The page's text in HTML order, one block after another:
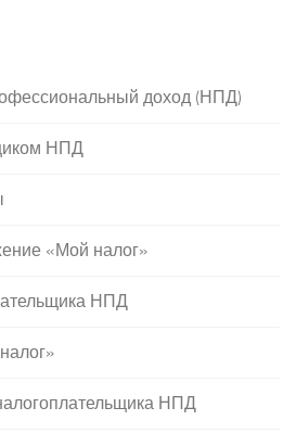
доход (НПД)
НПД
«Мой налог»
НПД
НПД